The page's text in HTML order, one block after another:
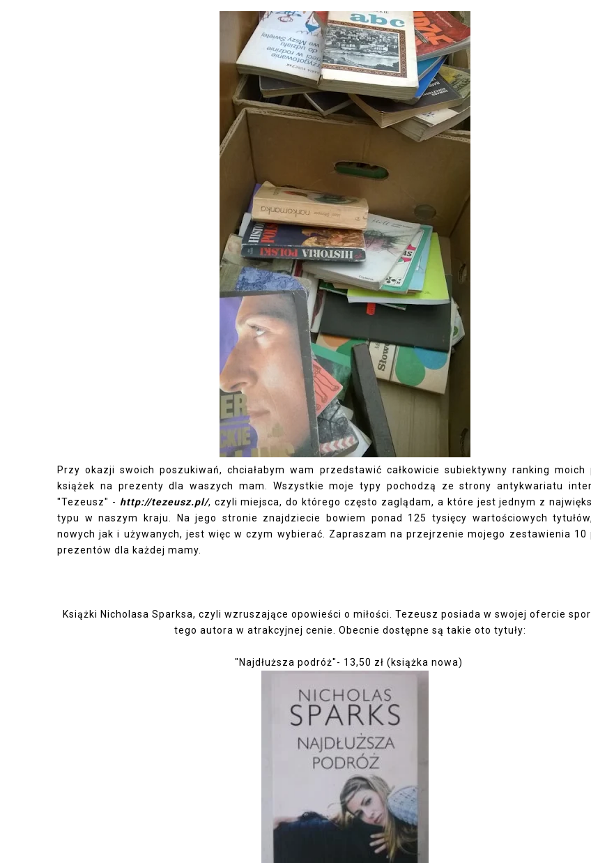
Przy okazji swoich poszukiwań, chciałabym wam przedstawić całkowicie subiektywny ranking moich
książek na prezenty dla waszych mam. Wszystkie moje typy pochodzą ze strony antykwariatu
"Tezeusz" - http://tezeusz.pl/, czyli miejsca,do którego często zaglądam, a które jest jednym z
typu w naszym kraju. Na jego stronie znajdziecie bowiem ponad 125 tysięcy wartościowych
nowych jak i używanych, jest więc w czym wybierać. Zapraszam na przejrzenie mojego zestawienia 10
prezentów dla każdej mamy.
Książki Nicholasa Sparksa, czyli wzruszające opowieści o miłości. Tezeusz posiada w swojej ofercie
tego autora w atrakcyjnej cenie. Obecnie dostępne są takie oto tytuły:
"Najdłuższa podróż"- 13,50 zł (książka nowa)